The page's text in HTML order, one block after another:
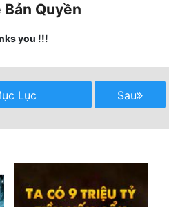
Bản Quyền
you !!!
Lục Sau